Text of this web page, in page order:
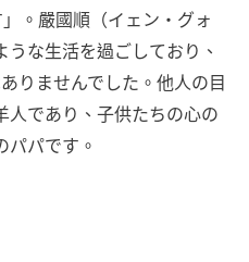
。嚴國順（イェン・グォ
な生活を過ごしており、
りませんでした。他人の目
人であり、子供たちの心の
パパです。